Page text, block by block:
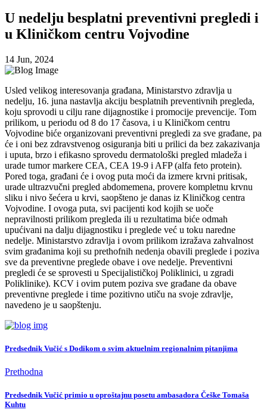
U nedelju besplatni preventivni pregledi i
u Kliničkom centru Vojvodine
14 Jun, 2024
Usled velikog interesovanja građana, Ministarstvo zdravlja u
nedelju, 16. juna nastavlja akciju besplatnih preventivnih pregleda,
koju sprovodi u cilju rane dijagnostike i promocije prevencije. Tom
prilikom, u periodu od 8 do 17 časova, i u Kliničkom centru
Vojvodine biće organizovani preventivni pregledi za sve građane, pa
će i oni bez zdravstvenog osiguranja biti u prilici da bez zakazivanja
i uputa, brzo i efikasno sprovedu dermatološki pregled mladeža i
urade tumor markere CEA, CEA 19-9 i AFP (alfa feto protein).
Pored toga, građani će i ovog puta moći da izmere krvni pritisak,
urade ultrazvučni pregled abdomemena, provere kompletnu krvnu
sliku i nivo šećera u krvi, saopšteno je danas iz Kliničkog centra
Vojvodine. I ovoga puta, svi pacijenti kod kojih se uoče
nepravilnosti prilikom pregleda ili u rezultatima biće odmah
upućivani na dalju dijagnostiku i preglede već u toku naredne
nedelje. Ministarstvo zdravlja i ovom prilikom izražava zahvalnost
svim građanima koji su prethofnih nedenja obavili preglede i poziva
sve da preventivne preglede obave i ove nedelje. Preventivni
pregledi će se sprovesti u Specijalističkoj Poliklinici, u zgradi
Poliklinike). KCV i ovim putem poziva sve građane da obave
preventivne preglede i time pozitivno utiču na svoje zdravlje,
navedeno je u saopštenju.
Predsednik Vučić s Dodikom o svim aktuelnim regionalnim pitanjima
Prethodna
Predsednik Vučić primio u oproštajnu posetu ambasadora Češke Tomaša
Kuhtu